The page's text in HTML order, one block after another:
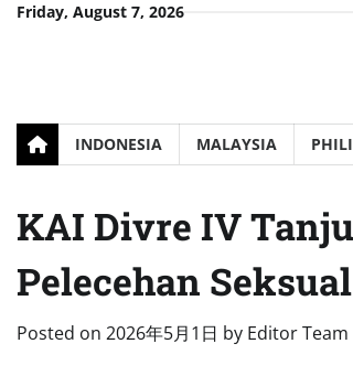
SkipFriday, August 7, 2026
INDONESIA MALAYSIA
KAI Divre IV
Pelecehan
Posted on 2026年5月1日 by Editor Team